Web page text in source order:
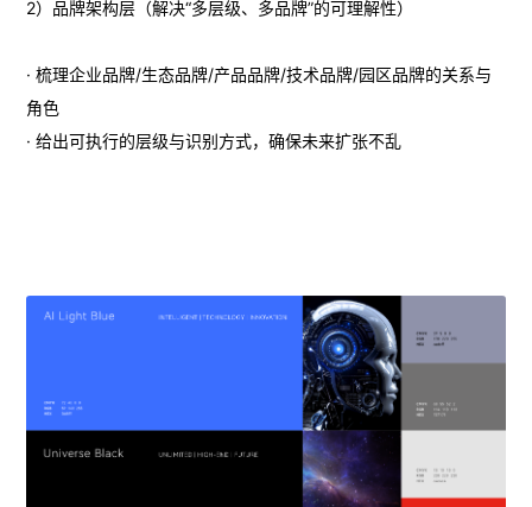
2）品牌架构层（解决“多层级、多品牌”的可理解性）
· 梳理企业品牌/生态品牌/产品品牌/技术品牌/园区品牌的关系与
角色
· 给出可执行的层级与识别方式，确保未来扩张不乱